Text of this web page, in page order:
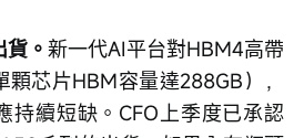
貨。新一代AI平台對HBM4高帶
芯片HBM容量達288GB），
持續短缺。CFO上季度已承認